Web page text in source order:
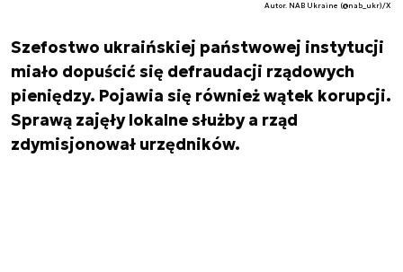
Autor. NAB Ukraine (@nab_ukr)/X
Szefostwo ukraińskiej państwowej instytucji
miało dopuścić się defraudacji rządowych
pieniędzy. Pojawia się również wątek korupcji.
Sprawą zajęły lokalne służby a rząd
zdymisjonował urzędników.